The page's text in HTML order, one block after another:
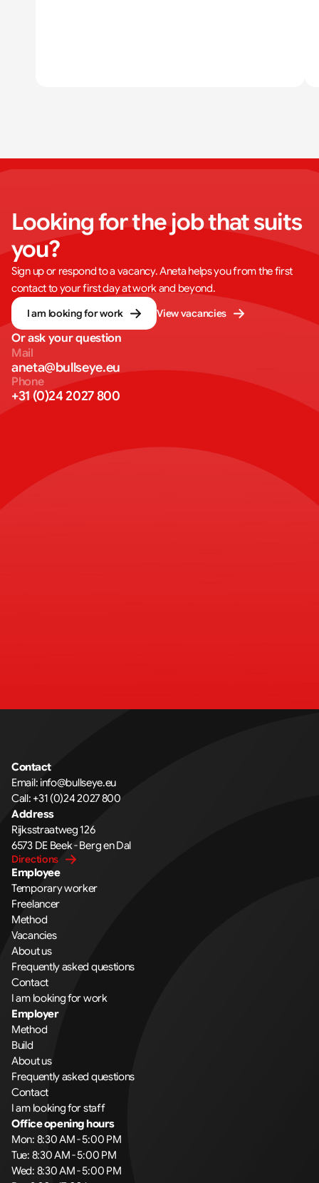
Looking for the job that suits
you?
Sign up or respond to a vacancy. Aneta helps you from the first
contact to your first day at work and beyond.
I am looking for work
View vacancies
Or ask your question
Mail
aneta@bullseye.eu
Phone
+31 (0)24 2027 800
Contact
Email: info@bullseye.eu
Call: +31 (0)24 2027 800
Address
Rijksstraatweg 126
6573 DE Beek - Berg en Dal
Directions
Employee
Temporary worker
Freelancer
Method
Vacancies
About us
Frequently asked questions
Contact
I am looking for work
Employer
Method
Build
About us
Frequently asked questions
Contact
I am looking for staff
Office opening hours
Mon: 8:30 AM - 5:00 PM
Tue: 8:30 AM - 5:00 PM
Wed: 8:30 AM - 5:00 PM